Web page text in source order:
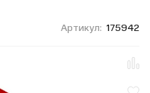
Артикул: 175942